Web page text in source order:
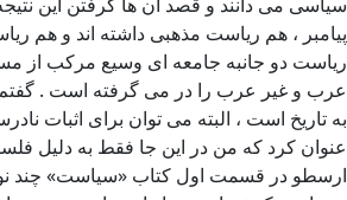
پیامبر ، هم ریاست مذهبی داشته اند و هم
ریاست دو جانبه جامعه ای وسیع مرکب از
عرب و غیر عرب را در می گرفته است . گفتم
به تاریخ است ، البته می توان برای اثبات
عنوان کرد که من در این جا فقط به دلیل
ارسطو در قسمت اول کتاب «سیاست» چند